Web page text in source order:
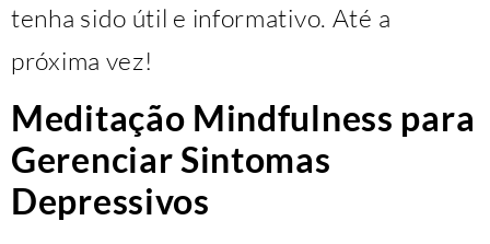
tenha sido útil e informativo. Até a
próxima vez!
Meditação Mindfulness para
Gerenciar Sintomas
Depressivos